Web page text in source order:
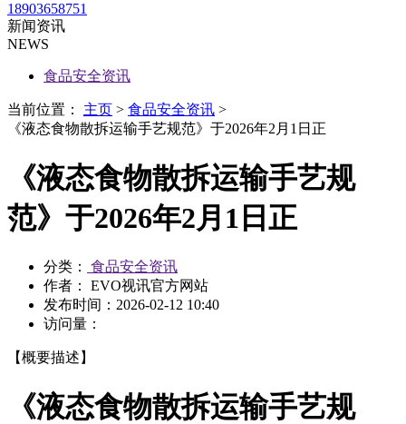
18903658751
新闻资讯
NEWS
食品安全资讯
当前位置： 主页 > 食品安全资讯 >
《液态食物散拆运输手艺规范》于2026年2月1日正
《液态食物散拆运输手艺规
范》于2026年2月1日正
分类：
食品安全资讯
作者： EVO视讯官方网站
发布时间： 2026-02-12 10:40
访问量：
【概要描述】
《液态食物散拆运输手艺规